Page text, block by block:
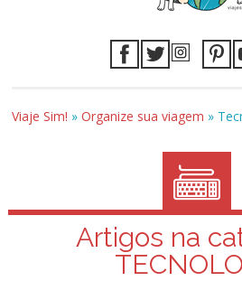
Viaje Sim! »Organize sua viagem »
Artigos na